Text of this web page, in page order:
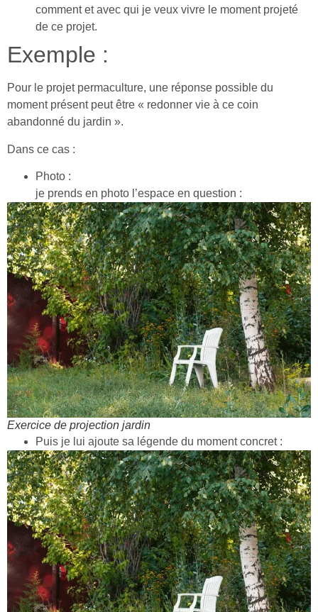
comment et avec qui je veux vivre le moment projeté
de ce projet.
Exemple :
Pour le projet permaculture, une réponse possible du
moment présent peut être « redonner vie à ce coin
abandonné du jardin ».
Dans ce cas :
Photo :
je prends en photo l’espace en question :
Exercice de projection jardin
Puis je lui ajoute sa légende du moment concret :